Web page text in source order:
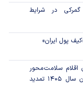
در شرایط
پول ایران»
اقلام سلامت‌محور
از اوراق گام تا پایان سال ۱۴۰۵ تمدید